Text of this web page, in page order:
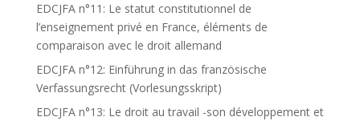
EDCJFA n°11: Le statut constitutionnel de
l’enseignement privé en France, éléments de
comparaison avec le droit allemand
EDCJFA n°12: Einführung in das französische
Verfassungsrecht (Vorlesungsskript)
EDCJFA n°13: Le droit au travail -son développement et